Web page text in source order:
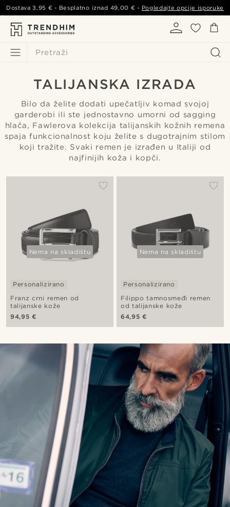
Pretraži
Dostava3,95 € - Besplatno iznad 49,00 € - Pogledajte opcije isporuke
TALIJANSKA IZRADA
Bilo da želite dodati upečatljiv komad svojoj
garderobi ili ste jednostavno umorni od sagging
hlača, Fawlerova kolekcija talijanskih kožnih remena
spaja funkcionalnost koju želite s dugotrajnim stilom
koji tražite. Svaki remen je izrađen u Italiji od
najfinijih koža i kopči.
Nema na skladištu
Franz crni remen od
talijanske kože
Personalizirano
94,95 €
Nema na skladištu
Filippo tamnosmeđi remen
od talijanske kože
Personalizirano
64,95 €